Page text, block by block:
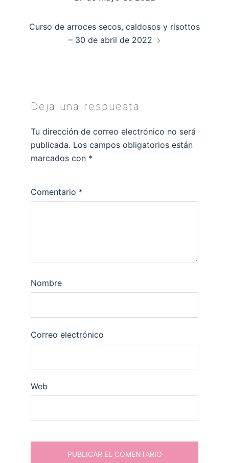
Curso de arroces secos, caldosos y risottos
– 30 de abril de 2022
Deja una respuesta
Tu dirección de correo electrónico no será
publicada. Los campos obligatorios están
marcados con *
Comentario *
Nombre
Correo electrónico
Web